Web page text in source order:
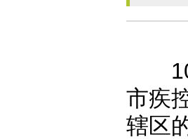
10
市疾
辖区